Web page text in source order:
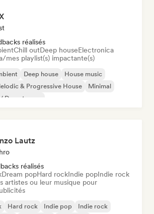
réalisés
Chill outDeep houseElectronica
mes playlist(s) impactante(s)
Deep house
House music
& Progressive House
Minimal
Downtempo
Lautz
réalisés
Dream popHard rockIndie popIndie rock
artistes ou leur musique pour
Hard rock Indie pop
Indie rock